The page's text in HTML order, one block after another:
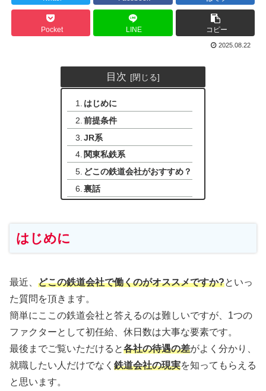
Pocket LINE コピー
2025.08.22
目次
はじめに
前提条件
JR系
関東私鉄系
どこの鉄道会社がおすすめ？
裏話
はじめに
最近、 どこの鉄道会社で働くのがオススメですか?といっ
た質問を頂きます。
簡単にここの鉄道会社と答えるのは難しいですが、1つの
ファクターとして初任給、休日数は大事な要素です。
最後までご覧いただけると各社の待遇の差がよく分かり、
就職したい人だけでなく 鉄道会社の現実を知ってもらえる
と思います。